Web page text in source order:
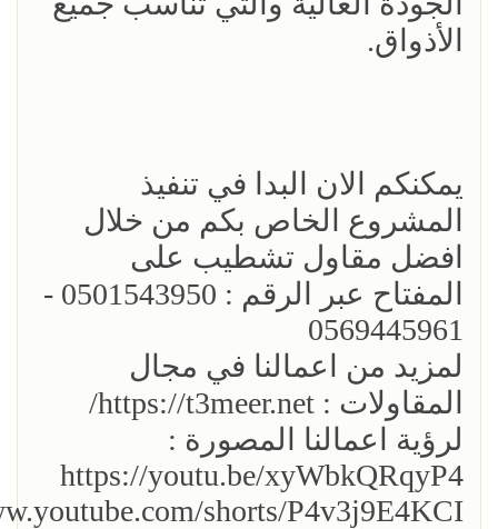
الأذواق.
يمكنكم الان البدا في تنفيذ
المشروع الخاص بكم من خلال
افضل مقاول تشطيب على
المفتاح عبر الرقم : 0501543950 -
0569445961
لمزيد من اعمالنا في مجال
المقاولات : https://t3meer.net/
لرؤية اعمالنا المصورة :
https://youtu.be/xyWbkQRqyP4
shorts/P4v3j9E4KCI